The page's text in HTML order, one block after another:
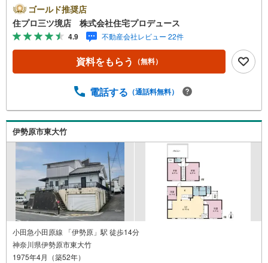
ロは、相鉄線の不動産売買専門会社です！最新物件情報や
当社限定で販売する物件情報も多数ございますので、お気
軽にお問合せ下さい！ -------------- 弊社独自の住宅ローン提
案システム 弊社ではファイナンシャル専門スタッフによる
【丁寧な資金アドバイス】【ファイナンシャルプラン提案
書の作成】を随時行っております。意外に知らないお客様
入できる無料の生命保険】【13年間もらえる、国からの特
から始まる【住宅ローン返済】65歳以上から必要になる
【老後の費用負担】住宅探しの【このタイミング】で不安
な部分を明確にしていきませんか？？ --------------
ゴールド推奨店
住プロ三ツ境店 株式会社住宅プロデュース
4.9 不動産会社レビュー 22件
資料をもらう （無料）
電話する （通話料無料）
伊勢原市東大竹
小田急小田原線 「伊勢原」駅 徒歩14分
神奈川県伊勢原市東大竹
1975年4月（築52年）